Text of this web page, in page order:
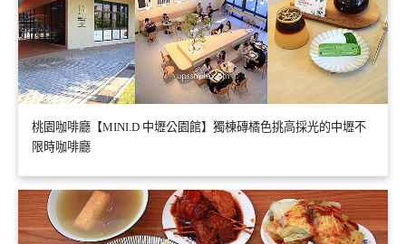
桃園咖啡廳【MINI.D 中壢公園館】獨棟磚橘色挑高採光的中壢不
限時咖啡廳